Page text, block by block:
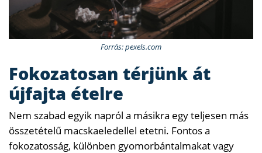
Forrás: pexels.com
Fokozatosan térjünk át
újfajta ételre
Nem szabad egyik napról a másikra egy teljesen más
összetételű macskaeledellel etetni. Fontos a
fokozatosság, különben gyomorbántalmakat vagy